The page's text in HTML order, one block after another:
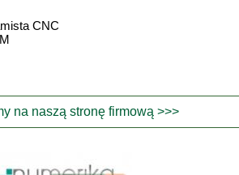
CNC
na naszą stronę firmową >>>